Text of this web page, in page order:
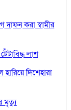
দাফন করা স্বামীর
লাশ
হারিয়ে দিশেহারা
মৃত্যু